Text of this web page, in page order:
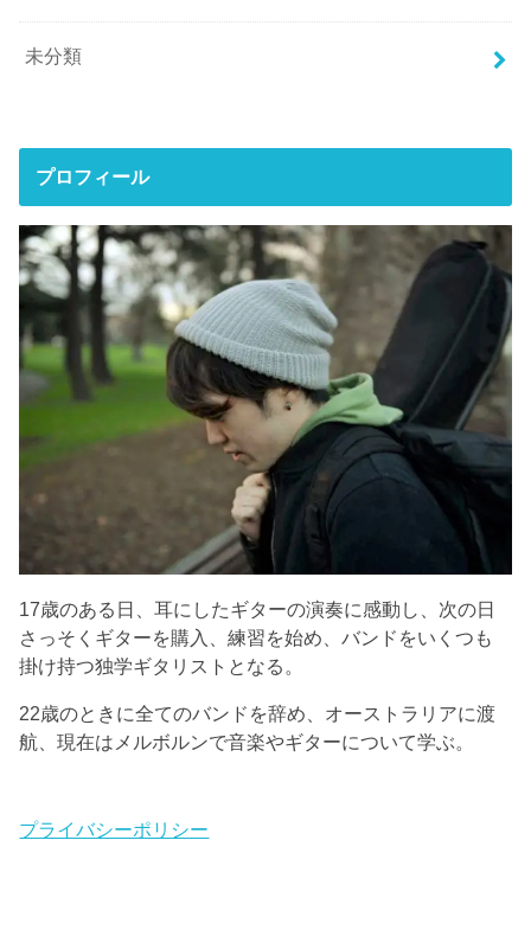
未分類
プロフィール
17歳のある日、耳にしたギターの演奏に感動し、次の日
さっそくギターを購入、練習を始め、バンドをいくつも
掛け持つ独学ギタリストとなる。
22歳のときに全てのバンドを辞め、オーストラリアに渡
航、現在はメルボルンで音楽やギターについて学ぶ。
プライバシーポリシー